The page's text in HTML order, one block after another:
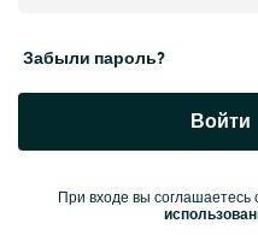
Забыли пароль?
Войти
При входе вы соглашаетесь